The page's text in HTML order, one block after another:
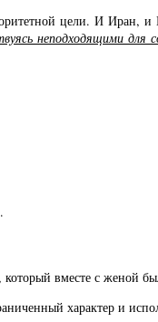
цели. И Иран, и
неподходящими
вместе с женой
характер и